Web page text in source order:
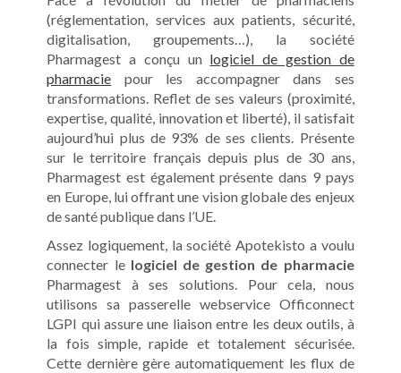
(réglementation, services aux patients, sécurité,
digitalisation, groupements…), la société
Pharmagest a conçu un logiciel de gestion de
pharmacie pour les accompagner dans ses
transformations. Reflet de ses valeurs (proximité,
expertise, qualité, innovation et liberté), il satisfait
aujourd’hui plus de 93% de ses clients. Présente
sur le territoire français depuis plus de 30 ans,
Pharmagest est également présente dans 9 pays
en Europe, lui offrant une vision globale des enjeux
de santé publique dans l’UE.
Assez logiquement, la société Apotekisto a voulu
connecter le logiciel de gestion de pharmacie
Pharmagest
à ses solutions. Pour cela, nous
utilisons sa passerelle webservice Officonnect
LGPI qui assure une liaison entre les deux outils, à
la fois simple, rapide et totalement sécurisée.
Cette dernière gère automatiquement les flux de